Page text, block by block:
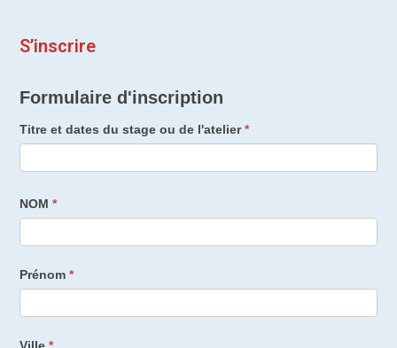
S’inscrire
d'inscription
Formulaire d'inscription
Titre et dates du stage ou de l'atelier*
NOM*
Prénom*